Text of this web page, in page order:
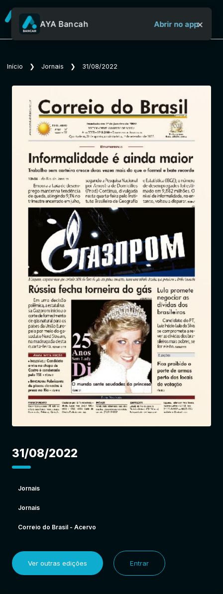
Sobre o Aya Bancah
Início
Revistas
Entrar
AYA Bancah Abrir no app×
Início ❯ Jornais ❯ 31/08/2022
31/08/2022
Jornais
Jornais
Correio do Brasil - Acervo
Ver outras edições Entrar